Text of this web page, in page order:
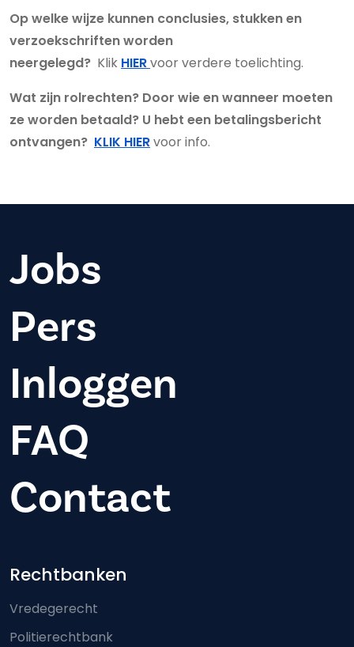
Op welke wijze kunnen conclusies, stukken en
verzoekschriften worden
neergelegd? Klik HIERvoor verdere toelichting.
Wat zijn rolrechten? Door wie en wanneer moeten
ze worden betaald? U hebt een betalingsbericht
ontvangen? KLIK HIERvoor info.
Jobs
Pers
Inloggen
FAQ
Contact
Footer-menu
Rechtbanken
Vredegerecht
Politierechtbank